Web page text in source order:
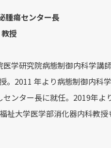
腫瘍センター長
授
学研究院病態制御内科学講
。2011 年より病態制御内科
ンター長に就任。2019年
祉大学医学部消化器内科教